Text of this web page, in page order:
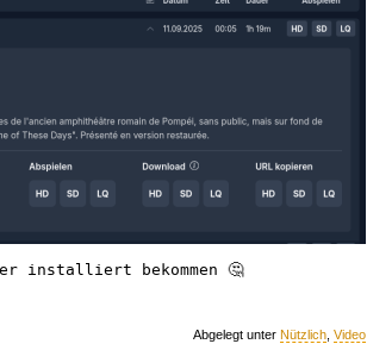
installiert bekommen 🤔
Abgelegt unter Nützlich Video